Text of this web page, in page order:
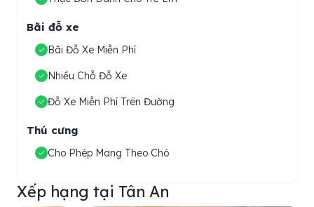
Bãi đỗ xe
Bãi Đỗ Xe Miễn Phí
Nhiều Chỗ Đỗ Xe
Đỗ Xe Miễn Phí Trên Đường
Thú cưng
Cho Phép Mang Theo Chó
Xếp hạng tại Tân An